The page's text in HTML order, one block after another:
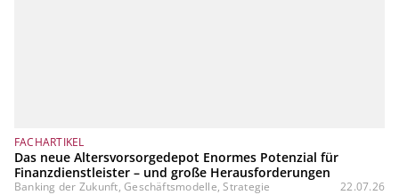
FACHARTIKEL
Das neue Altersvorsorgedepot Enormes Potenzial für
Finanzdienstleister – und große Herausforderungen
Banking der Zukunft, Geschäftsmodelle, Strategie 22.07.26